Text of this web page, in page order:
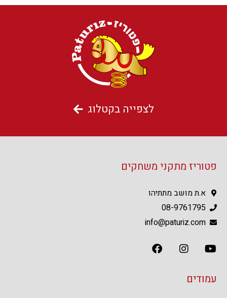
לצפייה בקטלוג
פטוריז מתקני משחקים
א.ת מושב מתתיהו
08-9761795
info@paturiz.com
עמודים